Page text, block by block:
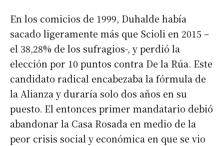
En los comicios de 1999, Duhalde había
sacado ligeramente más que Scioli en 2015 –
el 38,28% de los sufragios-, y perdió la
elección por 10 puntos contra De la Rúa. Este
candidato radical encabezaba la fórmula de
la Alianza y duraría solo dos años en su
puesto. El entonces primer mandatario debió
abandonar la Casa Rosada en medio de la
peor crisis social y económica en que se vio